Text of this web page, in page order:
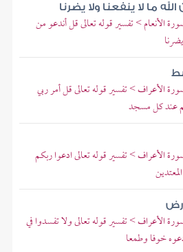
ما لا ينفعنا ولا يضرنا
الأنعام > تفسير قوله تعالى قل أندعو من
الأعراف > تفسير قوله تعالى قل أمر ربي
عند كل مسجد
الأعراف > تفسير قوله تعالى ادعوا ربكم
الأعراف > تفسير قوله تعالى ولا تفسدوا في
خوفا وطمعا